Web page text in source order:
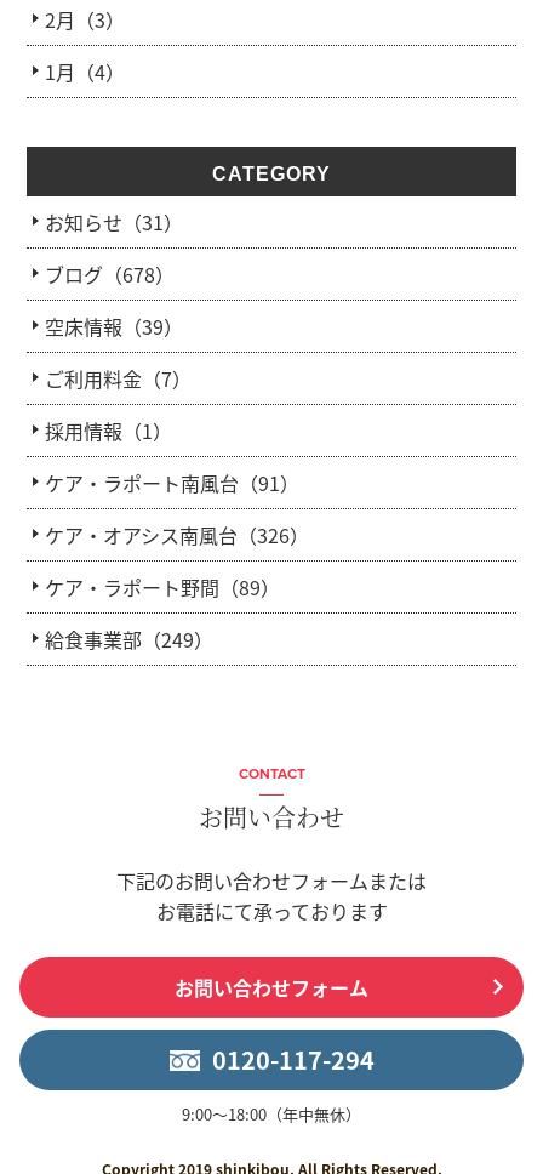
2月（3）
1月（4）
CATEGORY
お知らせ（31）
ブログ（678）
空床情報（39）
ご利用料金（7）
採用情報（1）
ケア・ラポート南風台（91）
ケア・オアシス南風台（326）
ケア・ラポート野間（89）
給食事業部（249）
お問い合わせ
CONTACT
下記のお問い合わせフォームまたは
お電話にて承っております
お問い合わせフォーム
0120-117-294
9:00〜18:00（年中無休）
Copyright 2019 shinkibou. All Rights Reserved.